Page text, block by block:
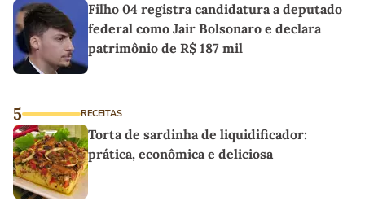
Filho 04 registra candidatura a deputado
federal como Jair Bolsonaro e declara
patrimônio de R$ 187 mil
5 RECEITAS
Torta de sardinha de liquidificador:
prática, econômica e deliciosa